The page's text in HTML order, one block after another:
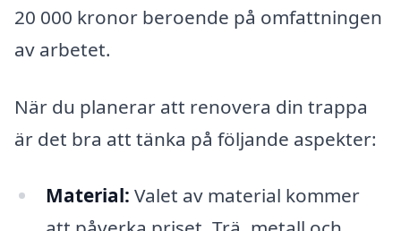
20 000 kronor beroende på omfattningen
av arbetet.
När du planerar att renovera din trappa
är det bra att tänka på följande aspekter:
Material: Valet av material kommer